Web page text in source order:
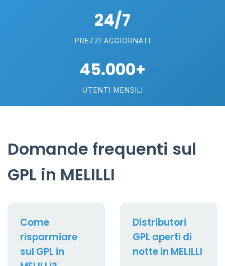
24/7
PREZZI AGGIORNATI
45.000+
UTENTI MENSILI
Domande frequenti sul
GPL in MELILLI
Come
risparmiare
sul GPL in
Distributori
GPL aperti di
notte in MELILLI